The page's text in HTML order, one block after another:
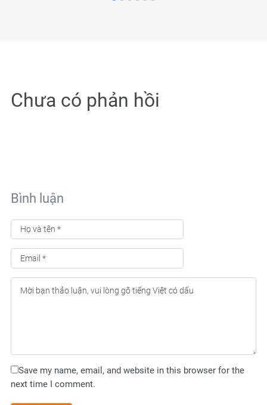
Chưa có phản hồi
Bình luận
Save my name, email, and website in this browser for the
next time I comment.